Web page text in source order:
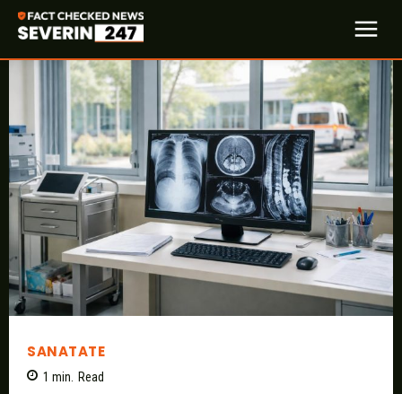
SANATATE
1 min. Read